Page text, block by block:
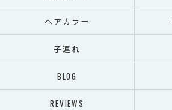
ヘアカラー
子連れ
BLOG
REVIEWS